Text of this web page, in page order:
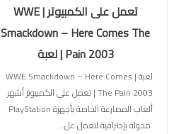
تعمل على الكمبيوتر | WWE
Smackdown – Here Comes The
Pain 2003 | لعبة
لعبة | WWE Smackdown – Here Comes
The Pain 2003 | تعمل على الكمبيوتر أشهر
ألعاب المصارعة الخاصة بأجهزة PlayStation
محولة بإحترافية لتعمل عل...